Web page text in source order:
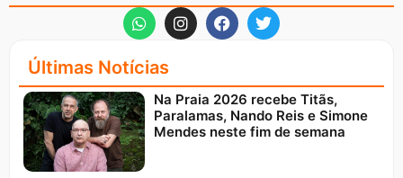
Últimas Notícias
Na Praia 2026 recebe Titãs,
Paralamas, Nando Reis e Simone
Mendes neste fim de semana